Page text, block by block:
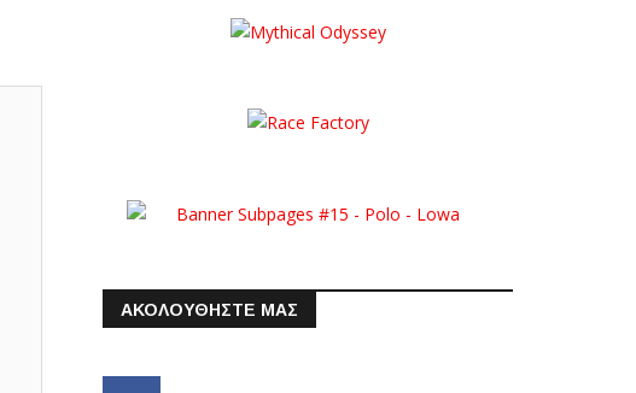
ΑΚΟΛΟΥΘΗΣΤΕ ΜΑΣ